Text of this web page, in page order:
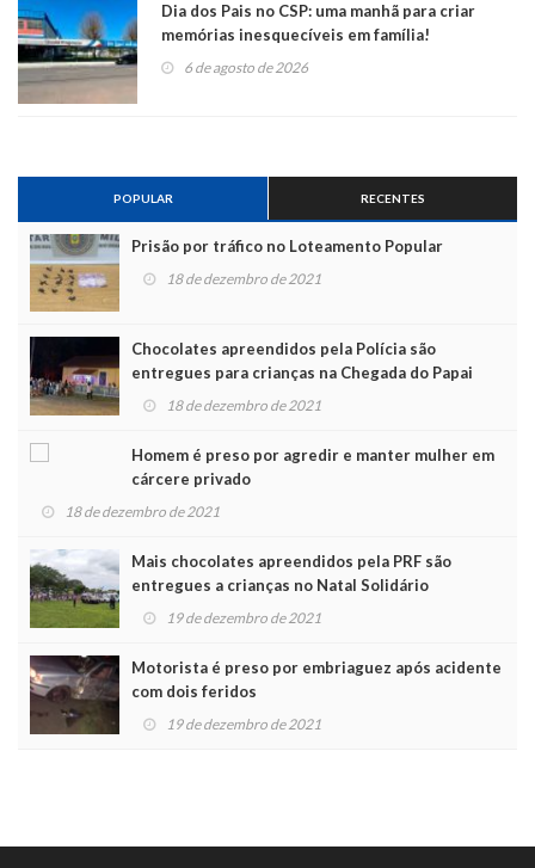
Dia dos Pais no CSP: uma manhã para criar
memórias inesquecíveis em família!
6 de agosto de 2026
POPULAR RECENTES
Prisão por tráfico no Loteamento Popular
18 de dezembro de 2021
Chocolates apreendidos pela Polícia são
entregues para crianças na Chegada do Papai
Noel 18 de dezembro de 2021
Homem é preso por agredir e manter mulher em
cárcere privado
18 de dezembro de 2021
Mais chocolates apreendidos pela PRF são
entregues a crianças no Natal Solidário
19 de dezembro de 2021
Motorista é preso por embriaguez após acidente
com dois feridos
19 de dezembro de 2021